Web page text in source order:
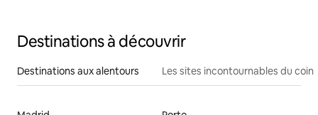
Destinations à découvrir
Destinations aux alentours Les sites incontournables du coin